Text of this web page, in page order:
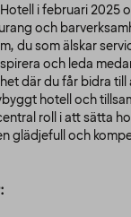
i februari 2025
och
du som älskar
och leda
där du får bidra till
hotell och
roll i att sätta
glädjefull och
: